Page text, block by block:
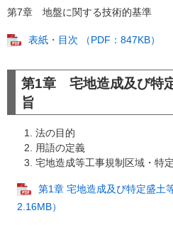
第7章 地盤に関する技術的基準
表紙・目次 （PDF：847KB）
第1章 宅地造成及び特
旨
法の目的
用語の定義
宅地造成等工事規制区域・特
第1章 宅地造成及び特定盛土
2.16MB）